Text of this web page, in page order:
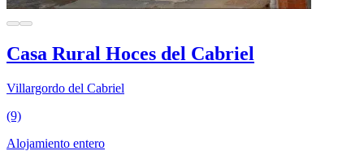
Casa Rural Hoces del Cabriel
Villargordo del Cabriel
(9)
Alojamiento entero